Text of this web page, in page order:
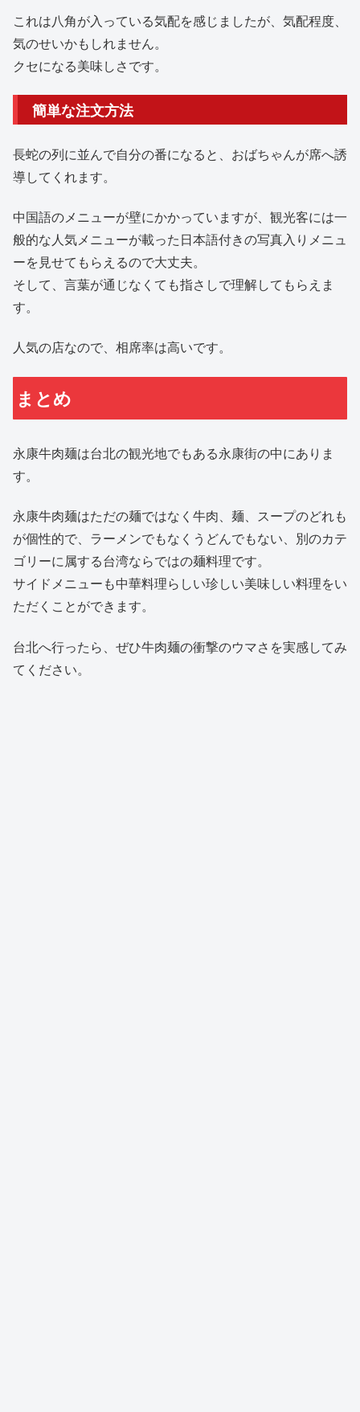
これは八角が入っている気配を感じましたが、気配程度、
気のせいかもしれません。
クセになる美味しさです。
簡単な注文方法
長蛇の列に並んで自分の番になると、おばちゃんが席へ誘
導してくれます。
中国語のメニューが壁にかかっていますが、観光客には一
般的な人気メニューが載った日本語付きの写真入りメニュ
ーを見せてもらえるので大丈夫。
そして、言葉が通じなくても指さしで理解してもらえま
す。
人気の店なので、相席率は高いです。
まとめ
永康牛肉麺は台北の観光地でもある永康街の中にありま
す。
永康牛肉麺はただの麺ではなく牛肉、麺、スープのどれも
が個性的で、ラーメンでもなくうどんでもない、別のカテ
ゴリーに属する台湾ならではの麺料理です。
サイドメニューも中華料理らしい珍しい美味しい料理をい
ただくことができます。
台北へ行ったら、ぜひ牛肉麺の衝撃のウマさを実感してみ
てください。